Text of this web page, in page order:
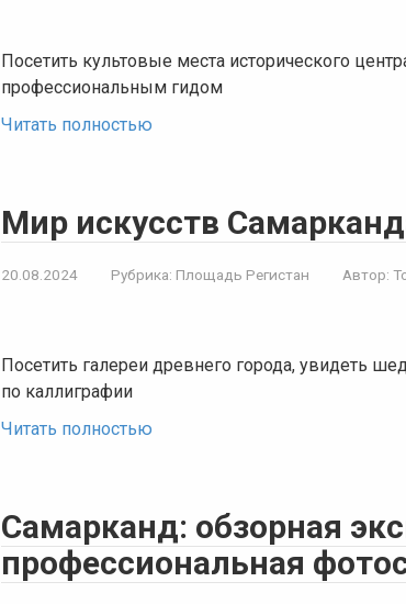
Посетить культовые места исторического
профессиональным гидом
Читать полностью
Мир искусств
20.08.2024 Рубрика: Площадь Регистан Автор:
Посетить галереи древнего города, увидеть
по каллиграфии
Читать полностью
Самарканд: обзорная
профессиональная